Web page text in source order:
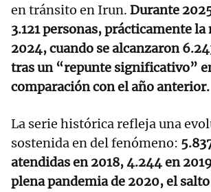
en tránsito en Irun. Durante
3.121 personas, prácticamente
2024, cuando se alcanzaron
tras un “repunte significativo”
comparación con el año anterior.
La serie histórica refleja una
sostenida en del fenómeno:
atendidas en 2018, 4.244 en
plena pandemia de 2020, el salto